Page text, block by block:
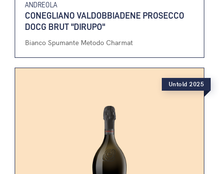
ANDREOLA
CONEGLIANO VALDOBBIADENE PROSECCO
DOCG BRUT "DIRUPO"
Bianco Spumante Metodo Charmat
Untold 2025